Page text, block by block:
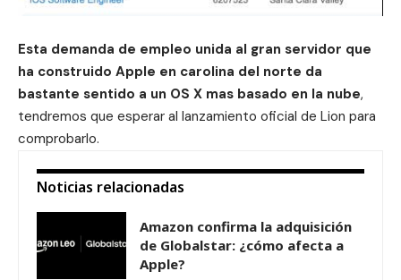
Esta demanda de empleo unida al gran servidor que
ha construido Apple en carolina del norte da
bastante sentido a un OS X mas basado en la nube,
tendremos que esperar al lanzamiento oficial de Lion para
comprobarlo.
Noticias relacionadas
Amazon confirma la adquisición
de Globalstar: ¿cómo afecta a
Apple?